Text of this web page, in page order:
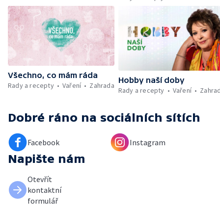
Umělecký festival Pohoda 2026 —
Vyhodnocení ankety + ČT tipy —
Vyhodnocení divácké soutěže — Práce
záchranářů v létě
Všechno, co mám ráda
Rady a recepty
Vaření Zahrada
Hobby naší doby
Rady a recepty
Vaření
Dobré ráno na sociálních sítích
Facebook Instagram
Napište nám
Otevřít
kontaktní
formulář